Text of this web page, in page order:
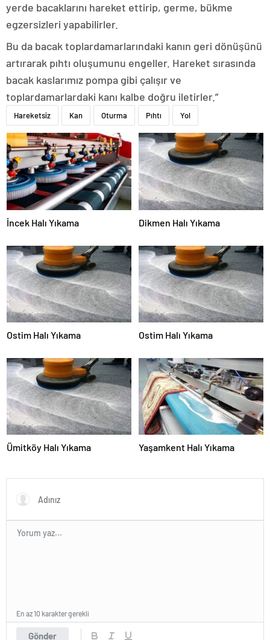
yerde bacaklarını hareket ettirip, germe, bükme
egzersizleri yapabilirler.
Bu da bacak toplardamarlarındaki kanın geri dönüşünü
artırarak pıhtı oluşumunu engeller. Hareket sırasında
bacak kaslarımız pompa gibi çalışır ve
toplardamarlardaki kanı kalbe doğru iletirler.”
Hareketsiz Kan Oturma Pıhtı Yol
İncek Halı Yıkama Dikmen Halı Yıkama
Ostim Halı Yıkama Ostim Halı Yıkama
Ümitköy Halı Yıkama Yaşamkent Halı Yıkama
Gönder
En az 10 karakter gerekli